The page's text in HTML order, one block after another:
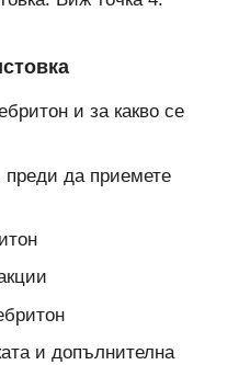
и за какво се
преди да приемете
и допълнителна